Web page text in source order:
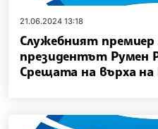
21.06.2024 13:18
Служебният
президентът Румен
Срещата на върха